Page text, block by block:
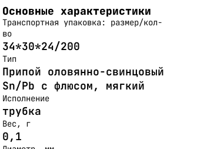
Основные характеристики
Транспортная упаковка: размер/кол-
во
34*30*24/200
Тип
Припой оловянно-свинцовый
Sn/Pb с флюсом, мягкий
Исполнение
трубка
Вес, г
0,1